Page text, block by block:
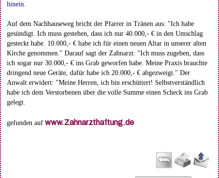
hinein.
Auf dem Nachhauseweg bricht der Pfarrer in Tränen aus: "Ich habe
gesündigt. Ich muss gestehen, dass ich nur 40.000,- € in den Umschlag
gesteckt habe. 10.000,- € habe ich für einen neuen Altar in unserer alten
Kirche genommen." Darauf sagt der Zahnarzt: "Ich muss zugeben, dass
ich sogar nur 30.000,- € ins Grab geworfen habe. Meine Praxis brauchte
dringend neue Geräte, dafür habe ich 20.000,- € abgezweigt." Der
Anwalt erwidert: "Meine Herren, ich bin erschüttert! Selbstverständlich
habe ich dem Verstorbenen über die volle Summe einen Scheck ins Grab
gelegt.
gefunden auf www.Zahnarzthaftung.de